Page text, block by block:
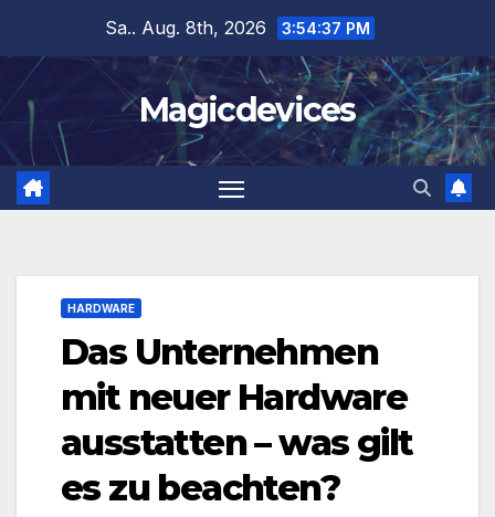
springen
Sa.. Aug. 8th, 2026 3:54:38 PM
Magicdevices
HARDWARE
Das Unternehmen
mit neuer Hardware
ausstatten – was gilt
es zu beachten?